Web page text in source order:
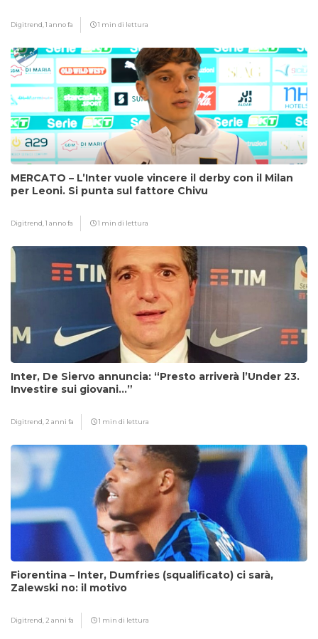
Digitrend,1 anno fa 1 min di lettura
MERCATO – L’Inter vuole vincere il derby con il Milan
per Leoni. Si punta sul fattore Chivu
Digitrend,1 anno fa 1 min di lettura
Inter, De Siervo annuncia: “Presto arriverà l’Under 23.
Investire sui giovani…”
Digitrend, 2 anni fa 1 min di lettura
Fiorentina – Inter, Dumfries (squalificato) ci sarà,
Zalewski no: il motivo
Digitrend, 2 anni fa 1 min di lettura